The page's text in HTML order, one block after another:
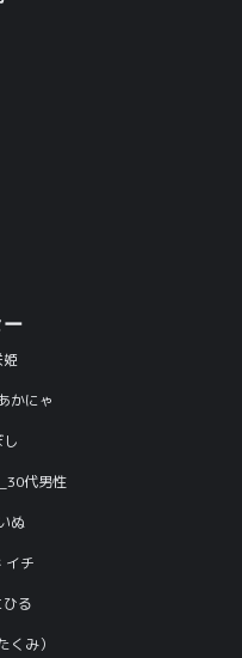
かにゃ
代男性
ぬ
イチ
る
くみ）